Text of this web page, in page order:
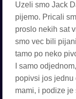
Uzeli smo Jack
pijemo. Pricali
proslo nekih sat
smo vec bili
tamo po neko
I samo
popivsi jos jednu
mami, i podize